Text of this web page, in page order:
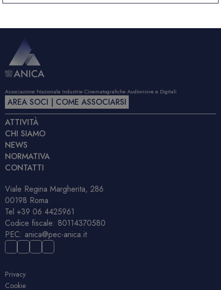
Associazione Nazionale Industrie Cinematografiche Audiovisive e Digitali
AREA SOCI | COME ASSOCIARSI
ATTIVITÀ
CHI SIAMO
NEWS
NORMATIVA
CONTATTI
Viale Regina Margherita, 286
00198 Roma
Tel +39 06 4425961
Codice fiscale: 80114370580
PEC: anica@pec-anica.it
Privacy
Cookie